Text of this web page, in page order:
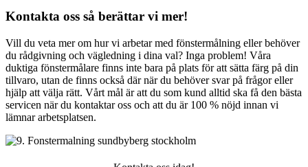
Kontakta oss så berättar vi mer!
Vill du veta mer om hur vi arbetar med fönstermålning eller behöver
du rådgivning och vägledning i dina val? Inga problem! Våra
duktiga fönstermålare finns inte bara på plats för att sätta färg på din
tillvaro, utan de finns också där när du behöver svar på frågor eller
hjälp att välja rätt. Vårt mål är att du som kund alltid ska få den bästa
servicen när du kontaktar oss och att du är 100 % nöjd innan vi
lämnar arbetsplatsen.